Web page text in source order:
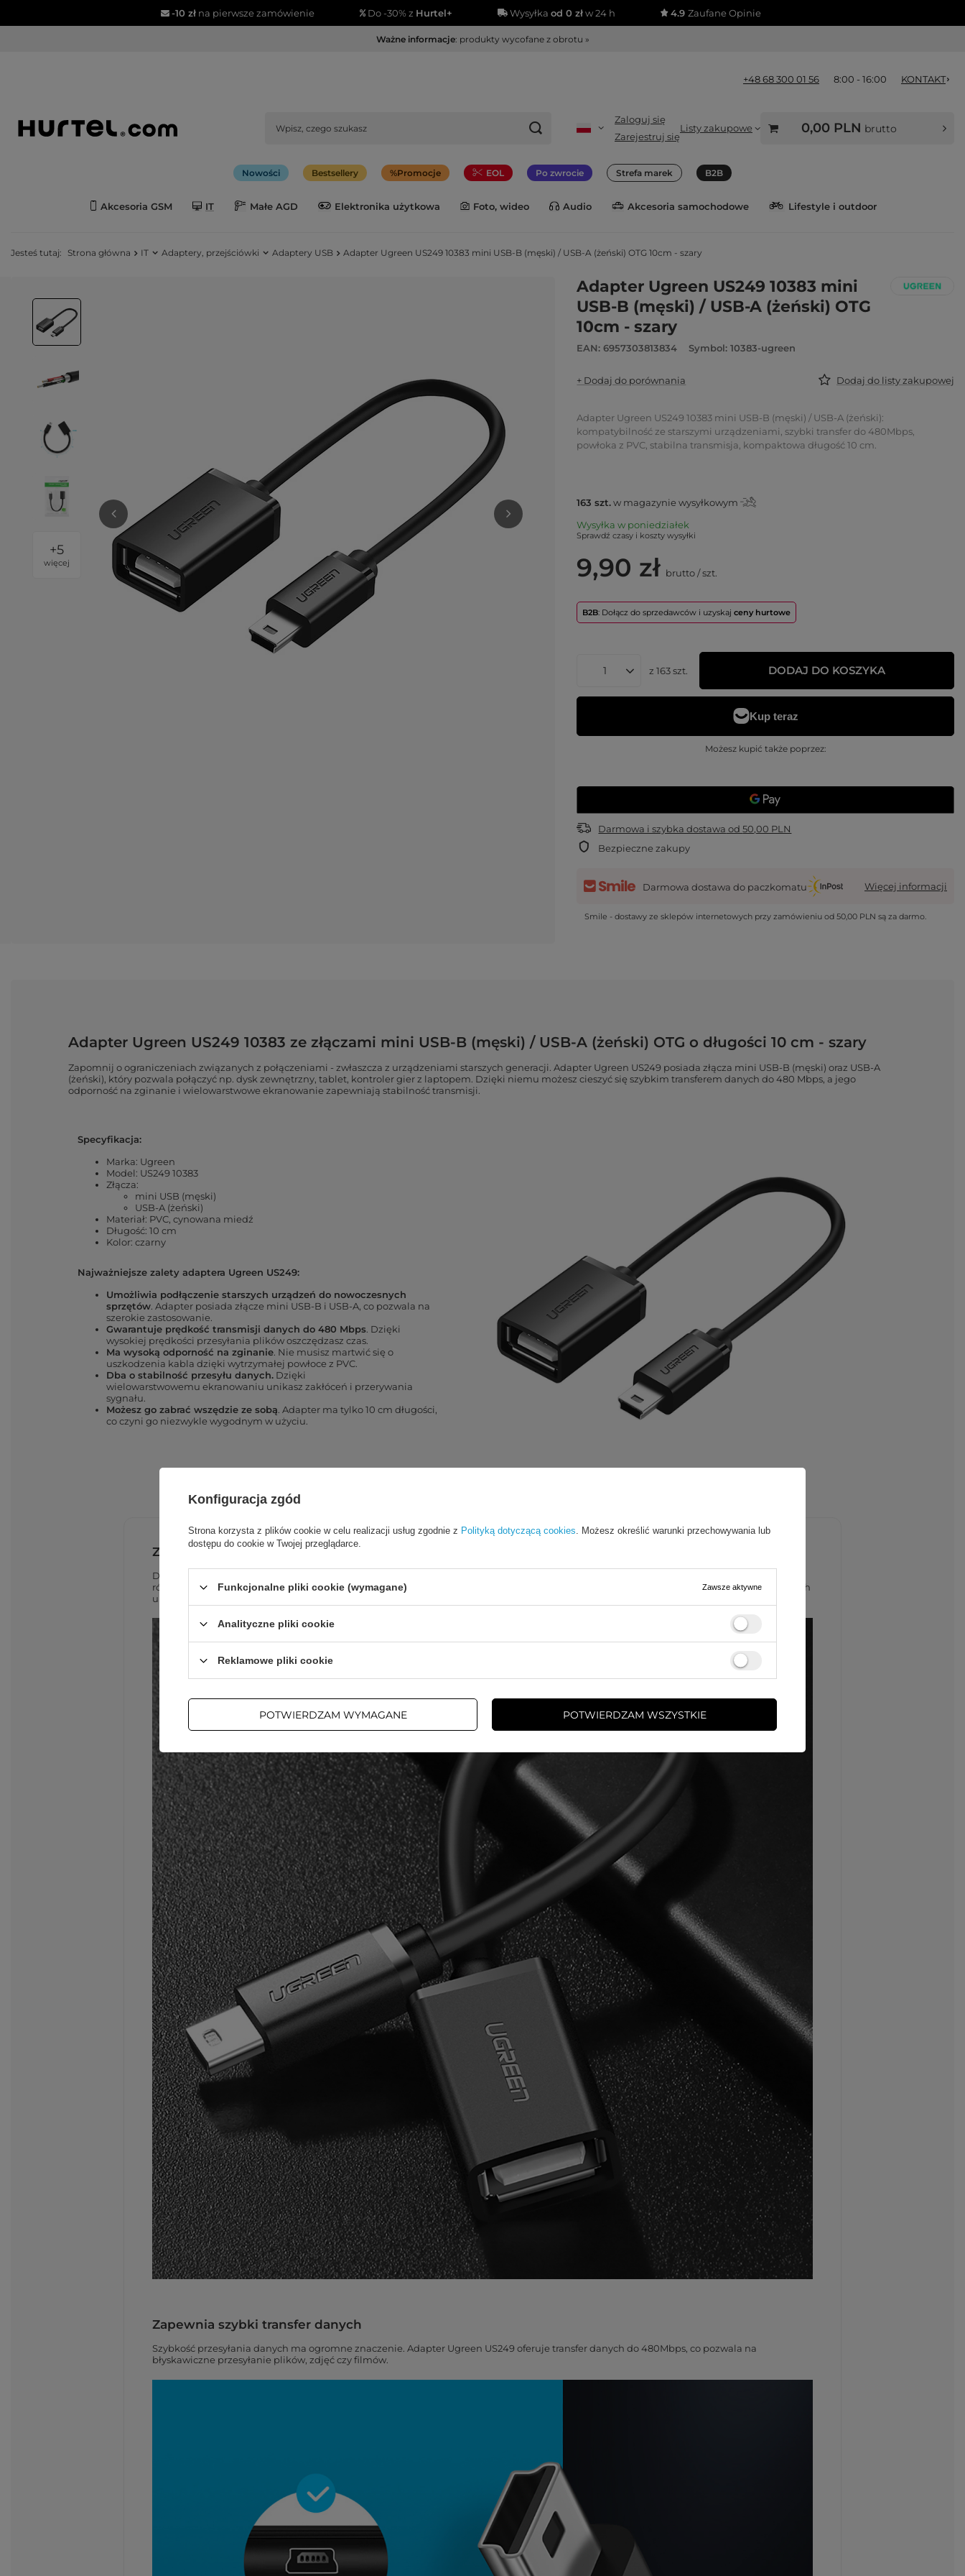
-10 złna pierwsze zamówienie Do -30% z Hurtel+ Wysyłka od 0 złw 24 h 4.9Zaufane Opinie
Ważne informacje: produkty wycofane z obrotu »
+48 68 300 01 56 8:00 - 16:00 KONTAKT
Zaloguj się
Zarejestruj się
Listy zakupowe 0,00 PLN brutto
Nowości Bestsellery Promocje EOL Po zwrocie Strefa marek B2B
Akcesoria GSM IT Małe AGD Elektronika użytkowa Foto, wideo Audio Akcesoria samochodowe Lifestyle i outdoor
Jesteś tutaj: Strona główna IT Adaptery, przejściówki Adaptery USB Adapter Ugreen US249 10383 mini USB-B (męski) / USB-A (żeński) OTG 10cm - szary
+5
więcej
Adapter Ugreen US249 10383 mini
USB-B (męski) / USB-A (żeński) OTG
10cm - szary
EAN: 6957303813834 Symbol: 10383-ugreen
+ Dodaj do porównania Dodaj do listy zakupowej
Adapter Ugreen US249 10383 mini USB-B (męski) / USB-A (żeński):
kompatybilność ze starszymi urządzeniami, szybki transfer do 480Mbps,
powłoka z PVC, stabilna transmisja, kompaktowa długość 10 cm.
163 szt.w magazynie wysyłkowym
Wysyłkaw poniedziałek
Sprawdź czasy i koszty wysyłki
9,90 zł brutto/szt.
B2B: Dołącz do sprzedawców i uzyskajceny hurtowe
z163szt. DODAJ DO KOSZYKA
Możesz kupić także poprzez:
Darmowa i szybka dostawa od50,00 PLN
Bezpieczne zakupy
Darmowa dostawa do paczkomatu Więcej informacji
Smile - dostawy ze sklepów internetowych przy zamówieniu od50,00 PLN są za darmo.
Adapter Ugreen US249 10383 ze złączami mini USB-B (męski) / USB-A (żeński) OTG o długości 10 cm - szary
Zapomnij o ograniczeniach związanych z połączeniami - zwłaszcza z urządzeniami starszych generacji. Adapter Ugreen US249 posiada złącza mini USB-B (męski) oraz USB-A
(żeński), który pozwala połączyć np. dysk zewnętrzny, tablet, kontroler gier z laptopem. Dzięki niemu możesz cieszyć się szybkim transferem danych do 480 Mbps, a jego
odporność na zginanie i wielowarstwowe ekranowanie zapewniają stabilność transmisji.
Specyfikacja:
Marka: Ugreen
Model: US249 10383
Złącza:
mini USB (męski)
USB-A (żeński)
Materiał: PVC, cynowana miedź
Długość: 10 cm
Kolor: czarny
Najważniejsze zalety adaptera Ugreen US249:
Umożliwia podłączenie starszych urządzeń do nowoczesnych
sprzętów . Adapter posiada złącze mini USB-B i USB-A, co pozwala na
szerokie zastosowanie.
Gwarantuje prędkość transmisji danych do 480 Mbps . Dzięki
wysokiej prędkości przesyłania plików oszczędzasz czas.
Ma wysoką odporność na zginanie . Nie musisz martwić się o
uszkodzenia kabla dzięki wytrzymałej powłoce z PVC.
Dba o stabilność przesyłu danych. Dzięki
wielowarstwowemu ekranowaniu unikasz zakłóceń i przerywania
sygnału.
Możesz go zabrać wszędzie ze sobą . Adapter ma tylko 10 cm długości,
co czyni go niezwykle wygodnym w użyciu.
Zwiększa kompatybilność urządzeń
Dzięki adapterowi Ugreen US249 nie musisz rezygnować z ulubionych starszych urządzeń. Adapter ten umożliwia podłączenie
różnorodnych sprzętów z portem mini USB-B, takich jak tablety, kontrolery gier czy starsze systemy audio w samochodach, do nowoczesnych
urządzeń z wejściem USB-A. To sprawia, że Twoje starsze gadżety zyskają drugie życie i znów staną się użyteczne.
Zapewnia szybki transfer danych
Szybkość przesyłania danych ma ogromne znaczenie. Adapter Ugreen US249 oferuje transfer danych do 480Mbps, co pozwala na
błyskawiczne przesyłanie plików, zdjęć czy filmów.
Konfiguracja zgód
Strona korzysta z plików cookie w celu realizacji usług zgodnie z Polityką dotyczącą cookies. Możesz określić warunki przechowywania lub
dostępu do cookie w Twojej przeglądarce.
Funkcjonalne pliki cookie (wymagane) Zawsze aktywne
Analityczne pliki cookie
Reklamowe pliki cookie
POTWIERDZAM WYMAGANE POTWIERDZAM WSZYSTKIE